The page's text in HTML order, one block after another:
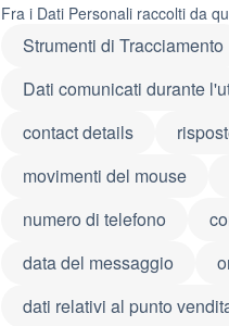
Fra i Dati Personali raccolti da
Strumenti di Tracciamento
Dati comunicati durante
contact details
movimenti del mouse
numero di telefono
data del messaggio
dati relativi al punto